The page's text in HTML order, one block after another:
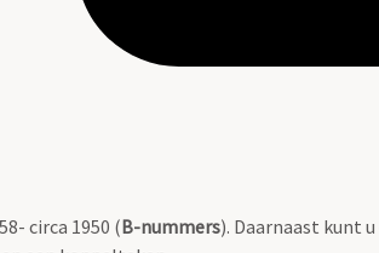
circa 1950 (B-nummers). Daarnaast kunt